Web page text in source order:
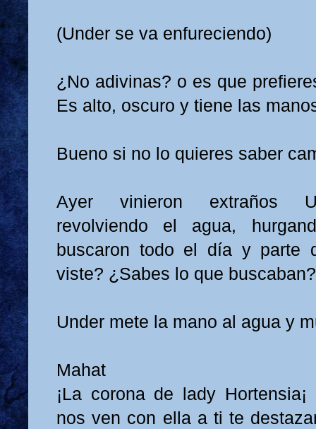
(Under se va enfureciendo)
¿No adivinas? o es que
Es alto, oscuro y tiene las
Bueno si no lo quieres saber
Ayer vinieron extraños
revolviendo el agua,
buscaron todo el día y parte
viste? ¿Sabes lo que buscaban?
Under mete la mano al agua y
Mahat
¡La corona de lady Hortensia¡
nos ven con ella a ti te